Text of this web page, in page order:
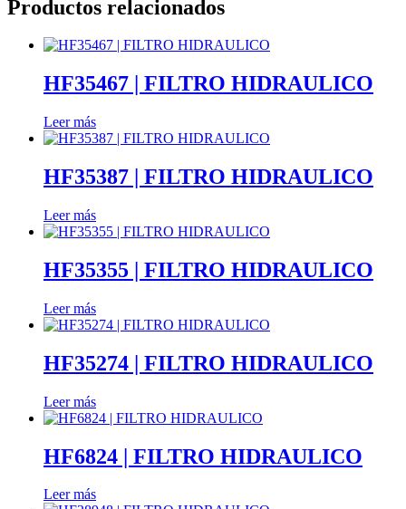
Productos relacionados
HF35467 | FILTRO HIDRAULICO
Leer más
HF35387 | FILTRO HIDRAULICO
Leer más
HF35355 | FILTRO HIDRAULICO
Leer más
HF35274 | FILTRO HIDRAULICO
Leer más
HF6824 | FILTRO HIDRAULICO
Leer más